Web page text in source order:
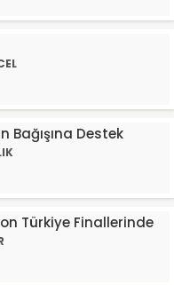
Bağışına Destek
Türkiye Finallerinde